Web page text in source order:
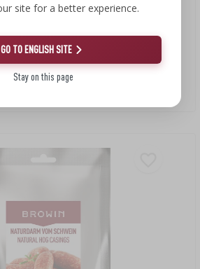
28/30, 20 m
site for a better experience.
GO TO ENGLISH SITE
Stay on this page